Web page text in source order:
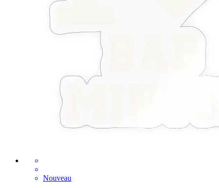
Nouveau